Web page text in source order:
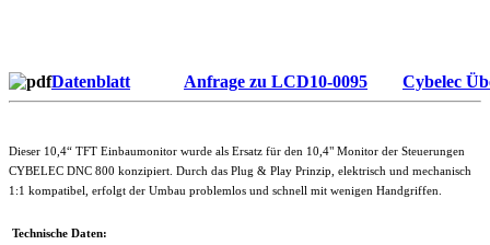
Datenblatt Anfrage zu LCD10-0095 Cybelec
Dieser 10,4“ TFT Einbaumonitor wurde als Ersatz für den 10,4" Monitor der Steuerungen
CYBELEC DNC 800 konzipiert. Durch das Plug & Play Prinzip, elektrisch und mechanisch
1:1 kompatibel, erfolgt der Umbau problemlos und schnell mit wenigen Handgriffen.
Technische Daten: